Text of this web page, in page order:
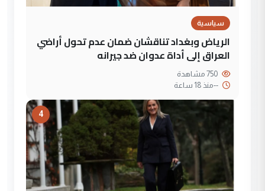
سياسية
الرياض وبغداد تناقشان ضمان عدم تحول أراضي
العراق إلى أداة عدوان ضد جيرانه
--منذ 18 ساعة
4